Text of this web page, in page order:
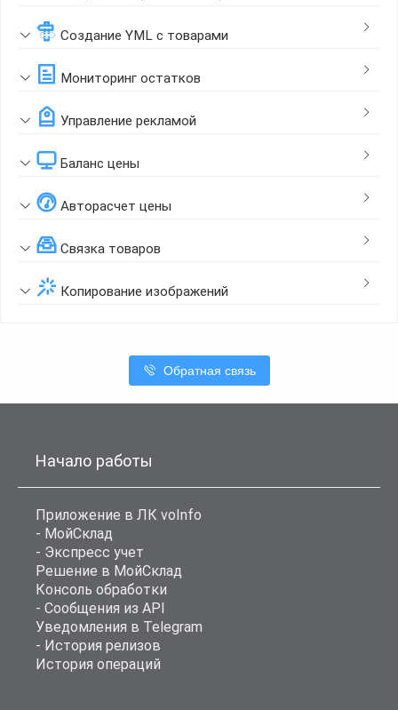
Создание YML с товарами
Мониторинг остатков
Управление рекламой
Баланс цены
Авторасчет цены
Связка товаров
Копирование изображений
Обратная связь
Начало работы
Приложение в ЛК voInfo
- МойСклад
- Экспресс учет
Решение в МойСклад
Консоль обработки
- Сообщения из API
Уведомления в Telegram
- История релизов
История операций